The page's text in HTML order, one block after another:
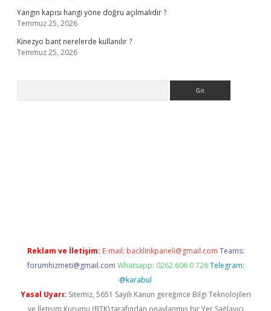
Yangın kapısı hangi yöne doğru açılmalıdır ?
Temmuz 25, 2026
Kinezyo bant nerelerde kullanılır ?
Temmuz 25, 2026
Reklam ve İletişim: E-mail: backlinkpaneli@gmail.com Teams:
forumhizmeti@gmail.com Whatsapp: 0262 606 0 726 Telegram:
@karabul
Yasal Uyarı: Sitemiz, 5651 Sayılı Kanun gereğince Bilgi Teknolojileri
ve İletişim Kurumu (BTK) tarafından onaylanmış bir Yer Sağlayıcı